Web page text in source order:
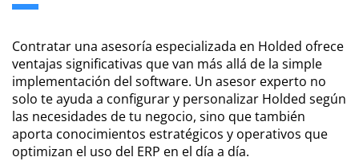
Contratar una asesoría especializada en Holded ofrece
ventajas significativas que van más allá de la simple
implementación del software. Un asesor experto no
solo te ayuda a configurar y personalizar Holded según
las necesidades de tu negocio, sino que también
aporta conocimientos estratégicos y operativos que
optimizan el uso del ERP en el día a día.